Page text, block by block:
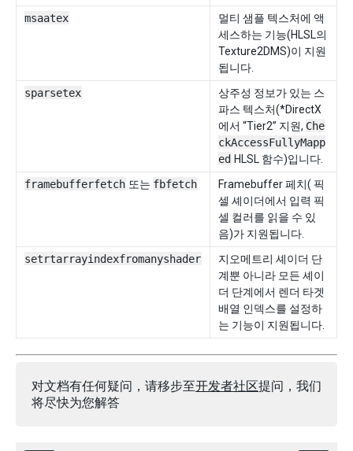
msaatex
멀티 샘플 텍스처에 액
세스하는 기능(HLSL의
Texture2DMS)이 지원
됩니다.
sparsetex
상주성 정보가 있는 스
파스 텍스처(*DirectX
에서 “Tier2” 지원, Che
ckAccessFullyMapp
ed HLSL 함수)입니다.
framebufferfetch 또는 fbfetch
Framebuffer 페치( 픽
셀 셰이더에서 입력 픽
셀 컬러를 읽을 수 있
음)가 지원됩니다.
setrtarrayindexfromanyshader
지오메트리 셰이더 단
계뿐 아니라 모든 셰이
더 단계에서 렌더 타겟
배열 인덱스를 설정하
는 기능이 지원됩니다.
对文档有任何疑问，请移步至开发者社区提问，我们
将尽快为您解答